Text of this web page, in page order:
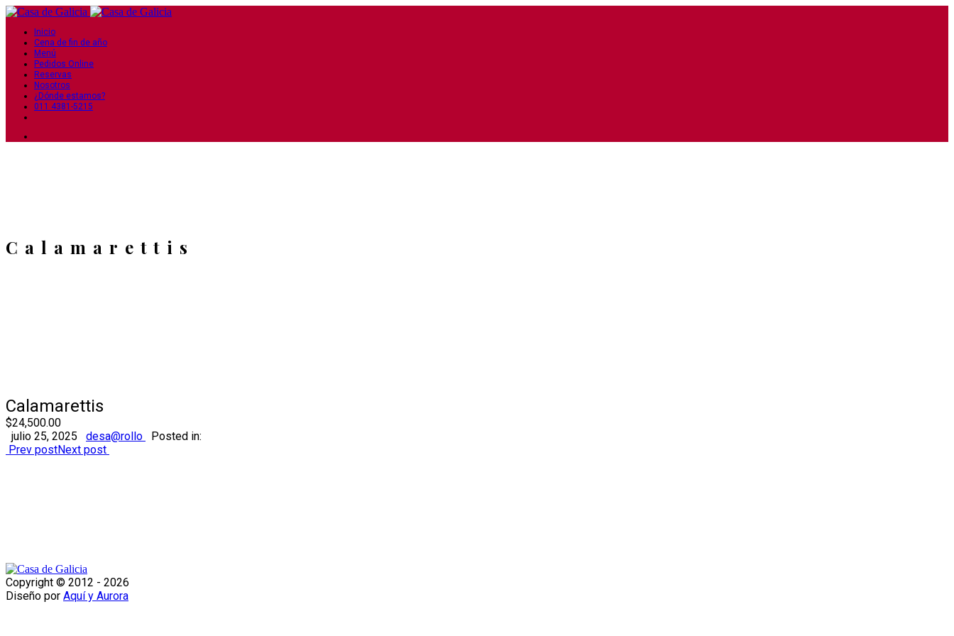
Inicio
Cena de fin de año
Menú
Pedidos Online
Reservas
Nosotros
¿Dónde estamos?
011 4381-5215
Calamarettis
Calamarettis
$24,500.00
julio 25, 2025
desa@rollo
Posted in:
Prev postNext post
Copyright © 2012 - 2026
Diseño por Aquí y Aurora